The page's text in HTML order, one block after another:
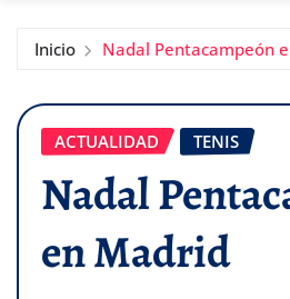
Inicio Nadal Pentacampeón
ACTUALIDAD TENIS
Nadal
en Madrid